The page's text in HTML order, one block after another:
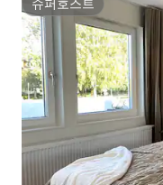
슈퍼호스트
슈퍼호스트